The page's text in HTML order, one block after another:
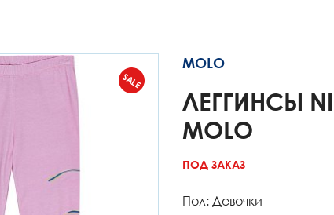
SALE
MOLO
ЛЕГГИНСЫ
MOLO
ПОД ЗАКАЗ
Пол: Девочки